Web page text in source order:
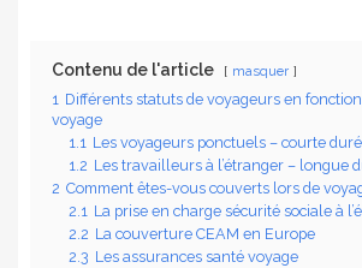
Contenu de l'article masquer
1 Différents statuts de voyageurs en
voyage
1.1 Les voyageurs ponctuels – courte
1.2 Les travailleurs à l’étranger – longue
2 Comment êtes-vous couverts lors de
2.1 La prise en charge sécurité sociale à
2.2 La couverture CEAM en Europe
2.3 Les assurances santé voyage